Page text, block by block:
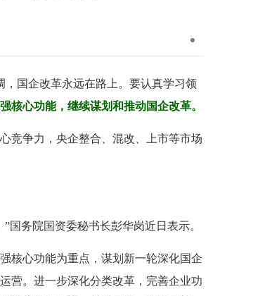
国企改革永远在路上。要认真学习领
核心功能，继续谋划和推动国企改革。
争力，央企整合、混改、上市等市场
务院国资委秘书长彭华岗近日表示。
心功能为重点，谋划新一轮深化国企
营。进一步深化分类改革，完善企业功